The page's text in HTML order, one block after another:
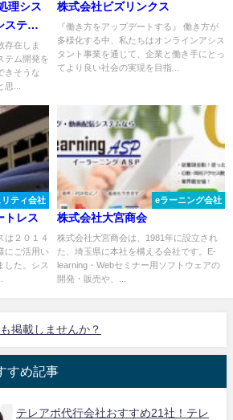
理シス
ステム
存在しま
テム開発を
きそうな
...
株式会社ビズリンクス
『働き方をアップデートする』 働き方が
多様化する中、私たちはオンラインアシス
タント事業を通じて、企業と働き手にとっ
てより良い社会の実現を目指...
ティ会社
トレス
は２０１４
にご活用い
した。シス
eラーニング会社
株式会社大宮商会
株式会社大宮商会は、1981年に設立され
た、埼玉県に本社を構える会社です。E-
learning・Webセミナー用ソフトウェアの
開発・販売や、...
掲載しませんか？
すめ記事
テレアポ代行会社おすすめ21社！テレ